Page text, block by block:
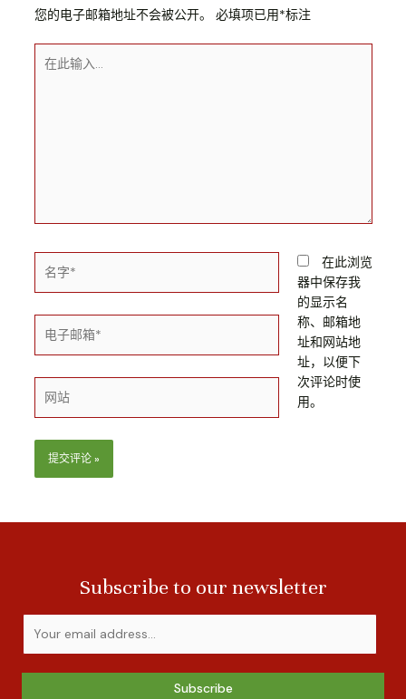
您的电子邮箱地址不会被公开。 必填项已用*标注
子
箱
站
在此浏览
器中保存我
的显示名
称、邮箱地
址和网站地
址，以便下
次评论时使
用。
Subscribe to our newsletter
Subscribe